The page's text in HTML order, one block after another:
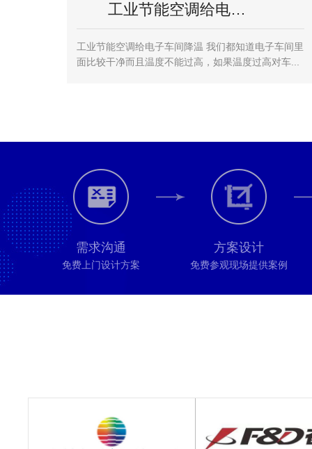
蒸发冷空调安装厂家 东
注塑厂降温蒸发冷
注塑厂降温福泰蒸发冷空调安装案例 这几天都是高温
预警中，希望我们高温天气的人员尽...
需求沟通
免费上门设计方案
方案设计
免费参观现场提供案例